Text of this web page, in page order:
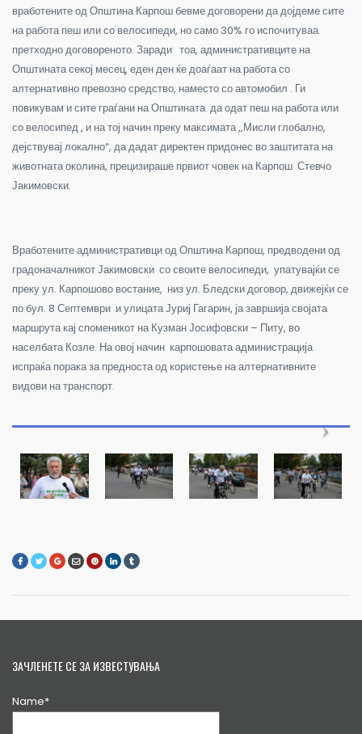
вработените од Општина Карпош бевме договорени да дојдеме сите
на работа пеш или со велосипеди, но само 30% го испочитуваа
претходно договореното. Заради тоа, административците на
Општината секој месец, еден ден ќе доаѓаат на работа со
алтернативно превозно средство, наместо со автомобил . Ги
повикувам и сите граѓани на Општината да одат пеш на работа или
со велосипед , и на тој начин преку максимата ,,Мисли глобално,
дејствувај локално“, да дадат директен придонес во заштитата на
животната околина, прецизираше првиот човек на Карпош Стевчо
Јакимовски.
Вработените административци од Општина Карпош, предводени од
градоначалникот Јакимовски со своите велосипеди, упатувајќи се
преку ул. Карпошово востание, низ ул. Бледски договор, движејќи се
по бул. 8 Септември и улицата Јуриј Гагарин, ја завршија својата
маршрута кај споменикот на Кузман Јосифовски – Питу, во
населбата Козле. На овој начин карпошовата администрација
испраќа порака за предноста од користење на алтернативните
видови на транспорт.
ЗАЧЛЕНЕТЕ СЕ ЗА ИЗВЕСТУВАЊА
Name*